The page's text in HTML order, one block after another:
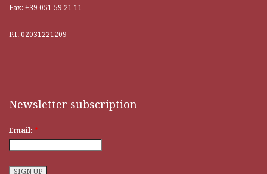
Fax: +39 051 59 21 11
P.I. 02031221209
even down to the most hidden details.
Newsletter subscription
Email: *